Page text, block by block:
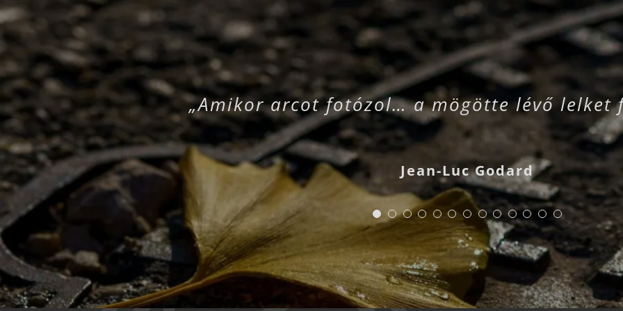
„Amikor arcot fotózol… a mögötte lévő lelket
Jean-Luc Godard